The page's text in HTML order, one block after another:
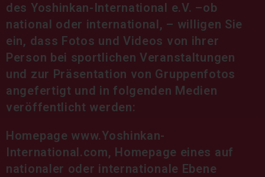
des Yoshinkan-International e.V. –ob
national oder international, – willigen Sie
ein, dass Fotos und Videos von ihrer
Person bei sportlichen Veranstaltungen
und zur Präsentation von Gruppenfotos
angefertigt und in folgenden Medien
veröffentlicht werden:
Homepage www.Yoshinkan-
International.com, Homepage eines auf
nationaler oder internationale Ebene